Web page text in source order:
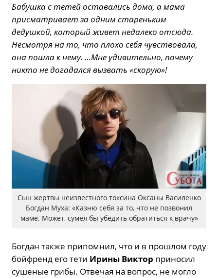
Бабушка с тетей оставались дома, а мама
присматривает за одним стареньким
дедушкой, который живет недалеко отсюда.
Несмотря на то, что плохо себя чувствовала,
она пошла к нему. …Мне удивительно, почему
никто не догадался вызвать «скорую»!
Сын жертвы неизвестного токсина Оксаны Василенко
Богдан Муха: «Казню себя за то, что не позвонил
маме. Может, сумел бы убедить обратиться к врачу»
Богдан также припомнил, что и в прошлом году
бойфренд его тети Ирины Виктор приносил
сушеные грибы. Отвечая на вопрос, не могло